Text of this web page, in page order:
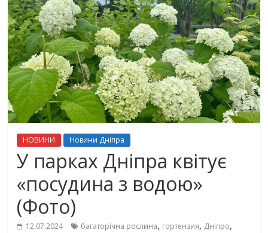
НОВИНИ Новини Дніпра
У парках Дніпра квітує
«посудина з водою»
(Фото)
12.07.2024 багаторічна рослина, гортензия, Дніпро,